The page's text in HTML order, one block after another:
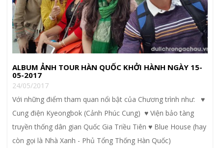
ALBUM ẢNH TOUR HÀN QUỐC KHỞI HÀNH NGÀY 15-
05-2017
24/05/2017
Với những điểm tham quan nổi bật của Chương trình như: ♥
Cung điện Kyeongbok (Cảnh Phúc Cung) ♥ Viện bảo tàng
truyền thống dân gian Quốc Gia Triều Tiên ♥ Blue House (hay
còn gọi là Nhà Xanh - Phủ Tổng Thống Hàn Quốc)